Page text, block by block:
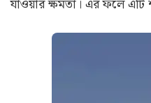
যাওয়ার ক্ষমতা। এর ফলে এটি